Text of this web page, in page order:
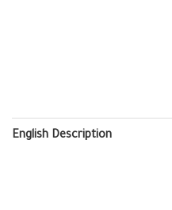
English Description